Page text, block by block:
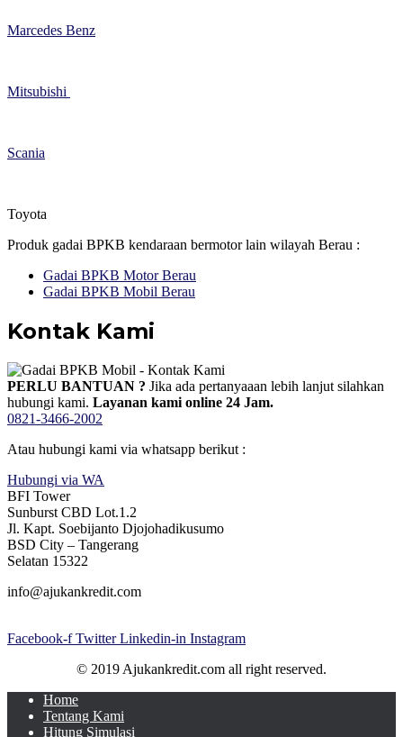
Marcedes Benz
Mitsubishi
Scania
Toyota
Produk gadai BPKB kendaraan bermotor lain wilayah Berau :
Gadai BPKB Motor Berau
Gadai BPKB Mobil Berau
Kontak Kami
PERLU BANTUAN ? Jika ada pertanyaaan lebih lanjut silahkan
hubungi kami. Layanan kami online 24 Jam.
0821-3466-2002
Atau hubungi kami via whatsapp berikut :
Hubungi via WA
BFI Tower
Sunburst CBD Lot.1.2
Jl. Kapt. Soebijanto Djojohadikusumo
BSD City – Tangerang
Selatan 15322
info@ajukankredit.com
Facebook-f Twitter Linkedin-in Instagram
© 2019 Ajukankredit.com all right reserved.
Home
Tentang Kami
Hitung Simulasi